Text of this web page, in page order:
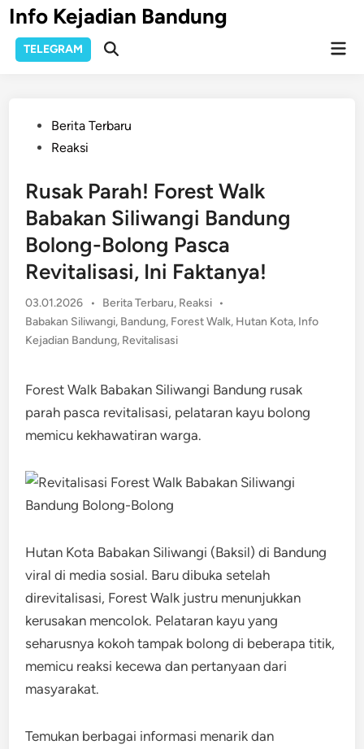
Skip
to
content
Info Kejadian Bandung
TELEGRAM
Open
PostedBerita Terbaru
Reaksi
Rusak Parah! Forest Walk
Babakan Siliwangi Bandung
Bolong-Bolong Pasca
Revitalisasi, Ini Faktanya!
03.01.2026 •
Posted
in
Berita Terbaru, Reaksi •
Babakan Siliwangi, Bandung, Forest Walk, Hutan Kota, Info
Kejadian Bandung, Revitalisasi
Forest Walk Babakan Siliwangi Bandung rusak
parah pasca revitalisasi, pelataran kayu bolong
memicu kekhawatiran warga.
Hutan Kota Babakan Siliwangi (Baksil) di Bandung
viral di media sosial. Baru dibuka setelah
direvitalisasi, Forest Walk justru menunjukkan
kerusakan mencolok. Pelataran kayu yang
seharusnya kokoh tampak bolong di beberapa titik,
memicu reaksi kecewa dan pertanyaan dari
masyarakat.
Temukan berbagai informasi menarik dan